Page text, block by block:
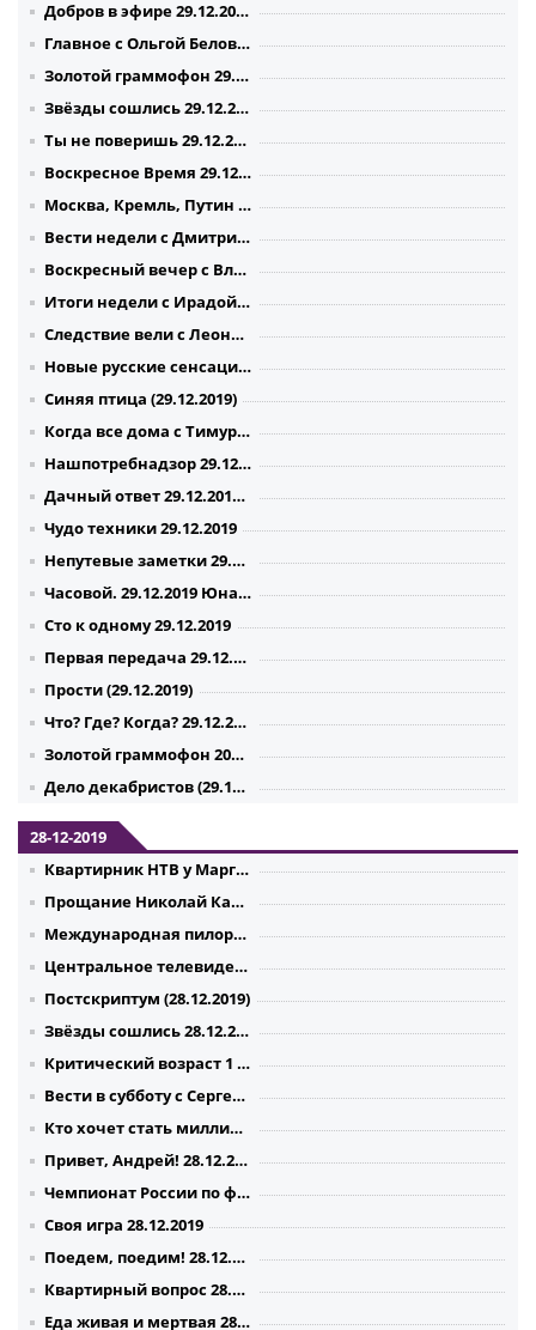
Добров в эфире 29.12.2019
Главное с Ольгой Беловой 29.12.2019
Золотой граммофон 29.12.2019
Звёзды сошлись 29.12.2019
Ты не поверишь 29.12.2019
Воскресное Время 29.12.2019
Москва, Кремль, Путин с Владимиром Соловьевым 29.12.2019
Вести недели с Дмитрием Киселёвым 29.12.2019
Воскресный вечер с Владимиром Соловьевым (эфир от 29.12.2019)
Итоги недели с Ирадой Зейналовой 29.12.2019
Следствие вели с Леонидом Каневским 29.12.2019 - Карнавальная ночка
Новые русские сенсации. (29.12.2019)
Синяя птица (29.12.2019)
Когда все дома с Тимуром Кизяковым - Елена Ландер 29.12.2019
Нашпотребнадзор 29.12.2019
Дачный ответ 29.12.2019 - Южная фантазия в репетиционном зале
Чудо техники 29.12.2019
Непутевые заметки 29.12.2019
Часовой. 29.12.2019 Юнармия
Сто к одному 29.12.2019
Первая передача 29.12.2019
Прости (29.12.2019)
Что? Где? Когда? 29.12.2019 Финал года
Золотой граммофон 2019 (29.12.2019)
Дело декабристов (29.12.2019)
28-12-2019
Квартирник НТВ у Маргулиса. Юрий Гальцев 28.12.2019
Прощание Николай Караченцов 28.12.2019
Международная пилорама 28.12.2019
Центральное телевидение (28.12.2019)
Постскриптум (28.12.2019)
Звёзды сошлись 28.12.2019
Критический возраст 1 серия 2 серия 3 серия 4 серия (28.12.2019)
Вести в субботу с Сергеем Брилёвым 28.12.2019
Кто хочет стать миллионером? 28.12.2019 - Леонид Бичевин и Антон Момот
Привет, Андрей! 28.12.2019
Чемпионат России по фигурному катанию. Женщины. Произвольная программа. Прямой эфир (28.12.2019)
Своя игра 28.12.2019
Поедем, поедим! 28.12.2019 Индонезия
Квартирный вопрос 28.12.2019 - Шла собака по роялю
Еда живая и мертвая 28.12.2019